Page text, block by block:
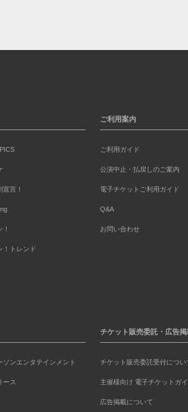
宣言！
！トレンド
ご利用案内
ご利用ガイド
公演中止・払戻しのご案内
電子チケットご利用ガイド
Q&A
お問い合わせ
ソンエンタテインメント
ース
チケット販売委託・広告
チケット販売委託受付につい
主催様向け 電子チケットガ
広告掲載について